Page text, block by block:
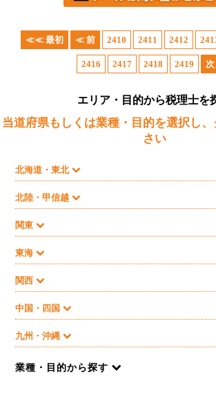
≪≪ 最初 ≪ 前 2410 2411 2412
2416 2417 2418 2419
エリア・目的から税理士を
当道府県もしくは業種・目的を選択し
さい
北海道・東北
北陸・甲信越
関東
東海
関西
中国・四国
九州・沖縄
業種・目的から探す